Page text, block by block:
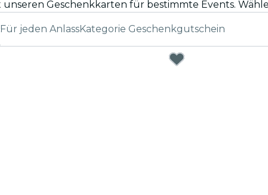
Für jeden AnlassKategorie Geschenkgutschein